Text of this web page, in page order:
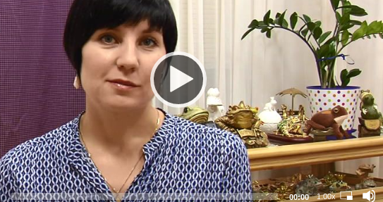
00:00 1.00x